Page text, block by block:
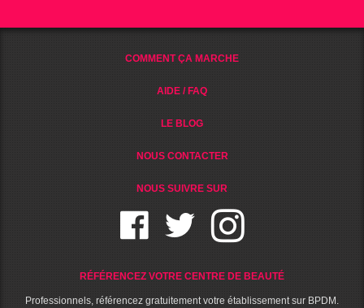
COMMENT ÇA MARCHE
AIDE / FAQ
LE BLOG
NOUS CONTACTER
NOUS SUIVRE SUR
RÉFÉRENCEZ VOTRE CENTRE DE BEAUTÉ
Professionnels, référencez gratuitement votre établissement sur BPDM.